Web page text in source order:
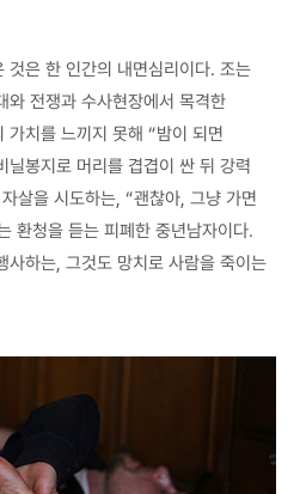
것은 한 인간의 내면심리이다. 조는
와 전쟁과 수사현장에서 목격한
가치를 느끼지 못해 “밤이 되면
닐봉지로 머리를 겹겹이 싼 뒤 강력
살을 시도하는, “괜찮아, 그냥 가면
환청을 듣는 피폐한 중년남자이다.
사하는, 그것도 망치로 사람을 죽이는